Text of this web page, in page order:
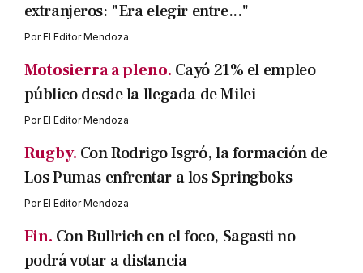
extranjeros: "Era elegir entre..."
PorEl Editor Mendoza
Motosierra a pleno. Cayó 21% el empleo
público desde la llegada de Milei
PorEl Editor Mendoza
Rugby. Con Rodrigo Isgró, la formación de
Los Pumas enfrentar a los Springboks
PorEl Editor Mendoza
Fin. Con Bullrich en el foco, Sagasti no
podrá votar a distancia